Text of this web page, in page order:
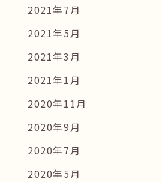
2021年7月
2021年5月
2021年3月
2021年1月
2020年11月
2020年9月
2020年7月
2020年5月